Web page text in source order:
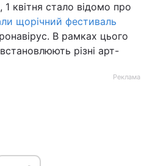
квітня стало відомо про
щорічний фестиваль
В рамках цього
різні арт-
Реклама